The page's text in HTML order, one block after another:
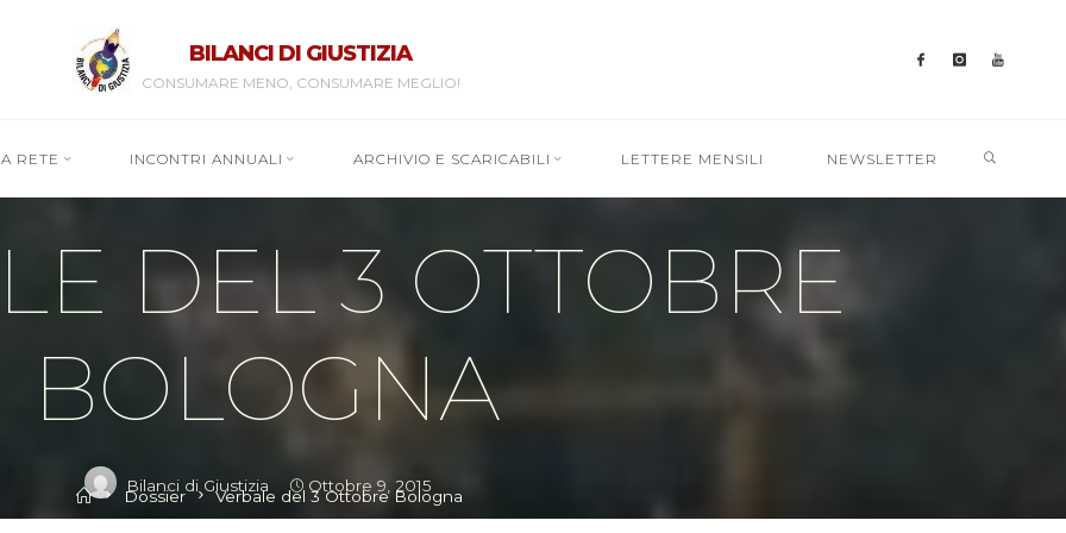
BILANCI DI GIUSTIZIA
CONSUMARE MENO, CONSUMARE MEGLIO!
RETE INCONTRI ANNUALI ARCHIVIO E SCARICABILI LETTERE MENSILI NEWSLETTER
DEL 3 OTTOBRE
BOLOGNA
Bilanci di Giustizia Ottobre 9, 2015
HomeDossier Verbale del 3 Ottobre Bologna